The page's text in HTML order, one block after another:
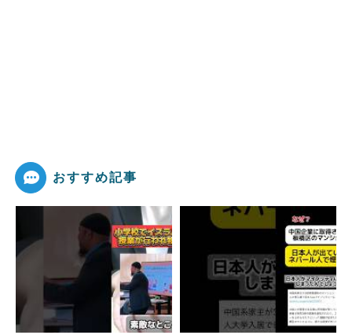
おすすめ記事